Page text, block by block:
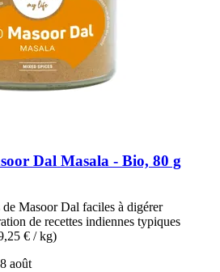
Dal Masala -​ Bio, 80 g
de Masoor Dal faciles à digérer
de recettes indiennes typiques
€ / kg)
août